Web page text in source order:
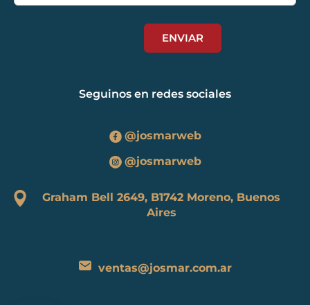
Seguinos en redes sociales
@josmarweb
@josmarweb
Graham Bell 2649, B1742 Moreno, Buenos
Aires
ventas@josmar.com.ar